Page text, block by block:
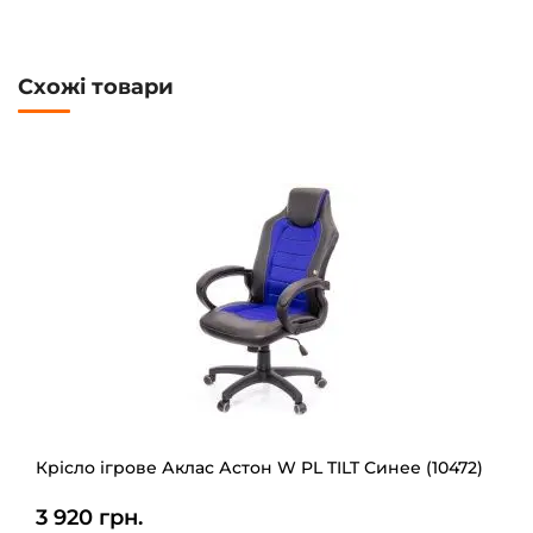
Схожі товари
Крісло ігрове Аклас Астон W PL TILT Синее (10472)
3 920 грн.